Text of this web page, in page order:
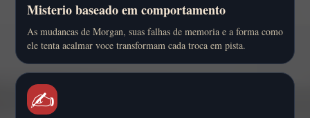
Misterio baseado em comportamento
As mudancas de Morgan, suas falhas de memoria e a forma como
ele tenta acalmar voce transformam cada troca em pista.
✍️